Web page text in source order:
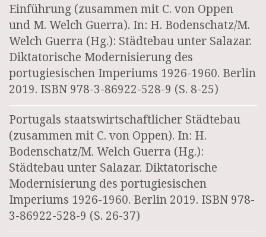
Einführung (zusammen mit C. von Oppen
und M. Welch Guerra). In: H. Bodenschatz/M.
Welch Guerra (Hg.): Städtebau unter Salazar.
Diktatorische Modernisierung des
portugiesischen Imperiums 1926-1960. Berlin
2019. ISBN 978-3-86922-528-9 (S. 8-25)
Portugals staatswirtschaftlicher Städtebau
(zusammen mit C. von Oppen). In: H.
Bodenschatz/M. Welch Guerra (Hg.):
Städtebau unter Salazar. Diktatorische
Modernisierung des portugiesischen
Imperiums 1926-1960. Berlin 2019. ISBN 978-
3-86922-528-9 (S. 26-37)